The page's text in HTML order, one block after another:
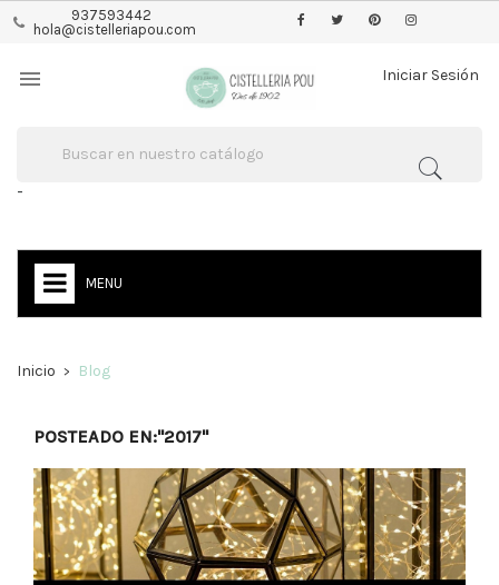
937593442
hola@cistelleriapou.com
Iniciar Sesión

-
MENU
Inicio Blog
POSTEADO EN:"2017"